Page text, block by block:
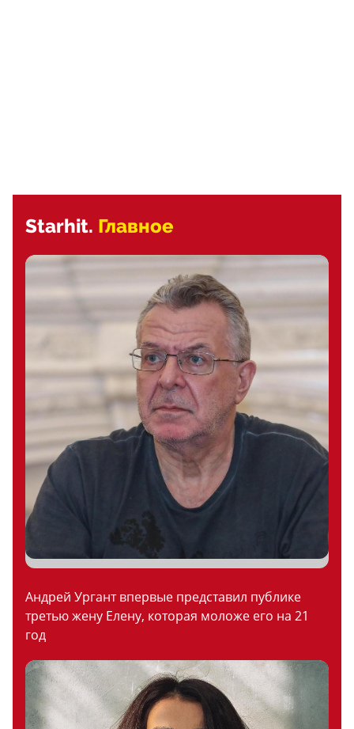
Starhit. Главное
Андрей Ургант впервые представил публике
третью жену Елену, которая моложе его на 21
год